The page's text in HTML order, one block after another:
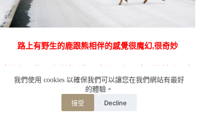
我們使用 cookies 以確保我們可以讓您在我們網站有最好
的體驗。
接受 Decline
路上有野生的鹿跟熊相伴的感覺很魔幻,很奇妙
深刻